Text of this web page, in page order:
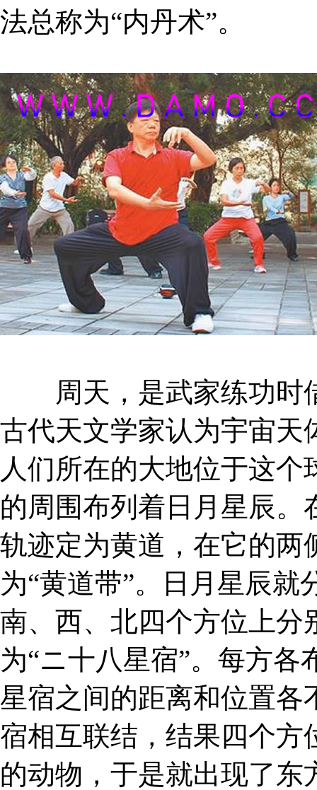
法总称为“内丹术”。
周天，是武家练功时
古代天文学家认为宇宙天
人们所在的大地位于这
的周围布列着日月星辰
轨迹定为黄道，在它的两
为“黄道带”。日月星辰
南、西、北四个方位上分
为“ニ十八星宿”。每方
星宿之间的距离和位置各
宿相互联结，结果四个方
的动物，于是就出现了